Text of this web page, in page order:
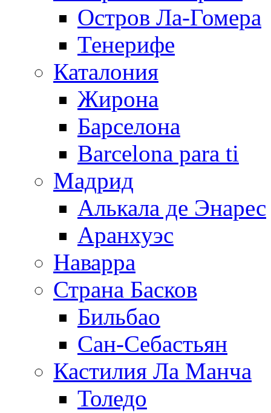
Остров Ла-Гомера
Тенерифе
Каталония
Жирона
Барселона
Barcelona para ti
Мадрид
Алькала де Энарес
Аранхуэс
Наварра
Страна Басков
Бильбао
Сан-Себастьян
Кастилия Ла Манча
Толедо